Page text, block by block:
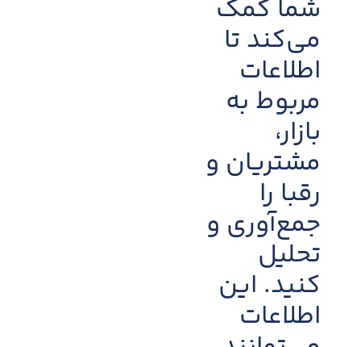
شما کمک
می‌کند تا
اطلاعات
مربوط به
بازار،
مشتریان و
رقبا را
جمع‌آوری و
تحلیل
کنید. این
اطلاعات